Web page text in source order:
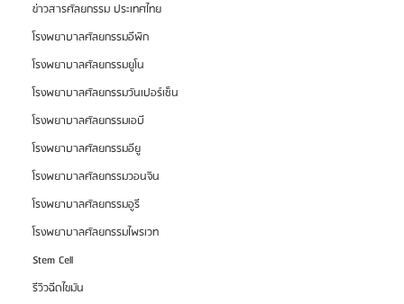
ข่าวสารศัลยกรรม ประเทศไทย
โรงพยาบาลศัลยกรรมอีพิก
โรงพยาบาลศัลยกรรมยูโน
โรงพยาบาลศัลยกรรมวันเปอร์เซ็น
โรงพยาบาลศัลยกรรมเอบี
โรงพยาบาลศัลยกรรมอียู
โรงพยาบาลศัลยกรรมวอนจิน
โรงพยาบาลศัลยกรรมอูรี
โรงพยาบาลศัลยกรรมไพรเวท
Stem Cell
รีวิวฉีดไขมัน